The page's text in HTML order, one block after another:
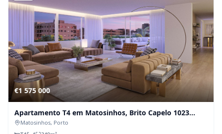
€1 575 000
Apartamento T4 em Matosinhos, Brito Capelo 1023
(Fração C)
Matosinhos, Porto